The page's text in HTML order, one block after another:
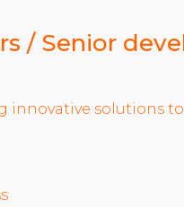
/ Senior
innovative solutions